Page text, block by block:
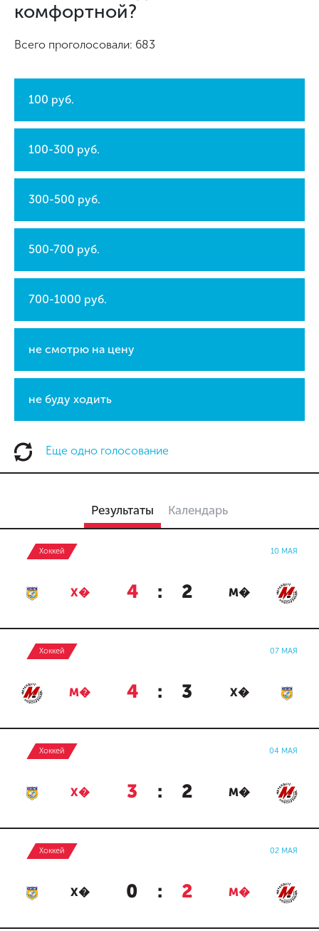
комфортной?
Всего проголосовали: 683
100 руб.
100-300 руб.
300-500 руб.
500-700 руб.
700-1000 руб.
не смотрю на цену
не буду ходить
Еще одно голосование
Результаты Календарь
Хоккей 10 МАЯ
Х� 4 : 2 М�
Хоккей 07 МАЯ
М� 4 : 3 Х�
Хоккей 04 МАЯ
Х� 3 : 2 М�
Хоккей 02 МАЯ
Х� 0 : 2 М�